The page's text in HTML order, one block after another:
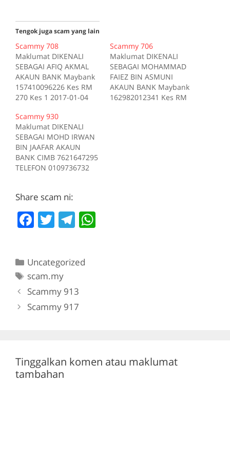
Tengok juga scam yang lain
Scammy 708
Maklumat DIKENALI
SEBAGAI AFIQ AKMAL
AKAUN BANK Maybank
157410096226 Kes RM
270 Kes 1 2017-01-04
Sumber scam.my id:708
Scammy 706
Maklumat DIKENALI
SEBAGAI MOHAMMAD
FAIEZ BIN ASMUNI
AKAUN BANK Maybank
162982012341 Kes RM
Scammy 930
Maklumat DIKENALI
SEBAGAI MOHD IRWAN
BIN JAAFAR AKAUN
BANK CIMB 7621647295
TELEFON 0109736732
deskripsi Sumber
Share scam ni:
F
a
e
b
o
o
T
w
er
T
el
gr
a
m
Categories
Uncategorized
Tags
scam.my
Scammy 913
Scammy 917
Tinggalkan komen atau maklumat
tambahan